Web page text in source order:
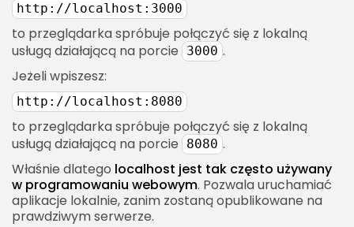
http://localhost:3000
to przeglądarka spróbuje połączyć się z lokalną
usługą działającą na porcie
3000 .
Jeżeli wpiszesz:
http://localhost:8080
to przeglądarka spróbuje połączyć się z lokalną
usługą działającą na porcie
8080 .
Właśnie dlatego localhost jest tak często używany
w programowaniu webowym. Pozwala uruchamiać
aplikacje lokalnie, zanim zostaną opublikowane na
prawdziwym serwerze.
Błąd portu zajętego
Localhost działa w terminalu, ale nie w
przeglądarce
Localhost a CORS
Dlaczego różne porty oznaczają różne originy?
Jak rozwiązać problemy CORS na localhost?
Localhost a cookies
Problem z domeną cookie
Localhost a OAuth i logowanie zewnętrzne